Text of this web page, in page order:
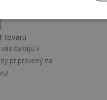
tovaru
čakajú v
pripravený na